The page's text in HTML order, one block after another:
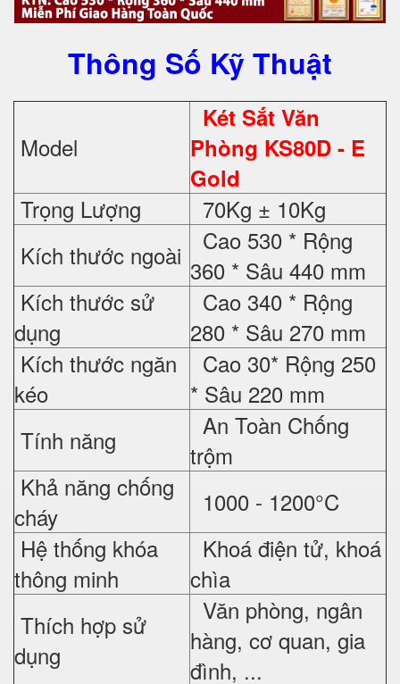
Thông Số Kỹ Thuật
Model
Két Sắt Văn
Phòng KS80D - E
Gold
Trọng Lượng
70Kg ± 10Kg
Kích thước ngoài
Cao 530 * Rộng
360 * Sâu 440 mm
Kích thước sử
dụng
Cao 340 * Rộng
280 * Sâu 270 mm
Kích thước ngăn
kéo
Cao 30* Rộng 250
* Sâu 220 mm
Tính năng
An Toàn Chống
trộm
Khả năng chống
cháy
1000 - 1200°C
Hệ thống khóa
thông minh
Khoá điện tử, khoá
chìa
Thích hợp sử
dụng
Văn phòng, ngân
hàng, cơ quan, gia
đình, ...